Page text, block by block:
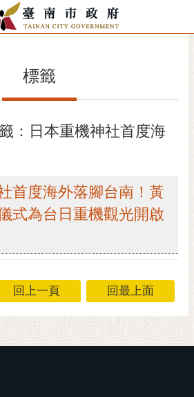
標籤
：日本重機神社首度海
首度海外落腳台南！黃
式為台日重機觀光開啟
回上一頁 回最上面